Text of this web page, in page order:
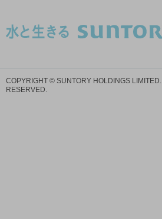
COPYRIGHT © SUNTORY HOLDINGS LIMITED.
RESERVED.